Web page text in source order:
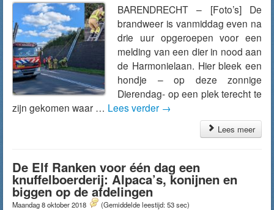
BARENDRECHT – [Foto’s] De
brandweer is vanmiddag even na
drie uur opgeroepen voor een
melding van een dier in nood aan
de Harmonielaan. Hier bleek een
hondje – op deze zonnige
Dierendag- op een plek terecht te
zijn gekomen waar … Lees verder →
Lees meer
De Elf Ranken voor één dag een
knuffelboerderij: Alpaca’s, konijnen en
biggen op de afdelingen
Maandag 8 oktober 2018 (Gemiddelde leestijd: 53 sec)